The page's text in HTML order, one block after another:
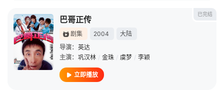
已完结
巴哥正传
剧集 2004
大陆
导演： 英达
主演： 巩汉林 / 金珠 / 虞梦 / 李颖
立即播放